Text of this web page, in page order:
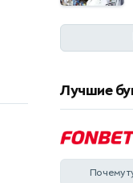
Лучшие
Почему